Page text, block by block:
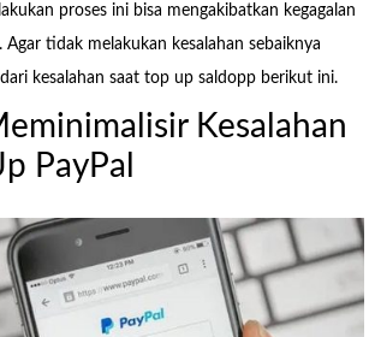
proses ini bisa mengakibatkan kegagalan
Agar tidak melakukan kesalahan sebaiknya
kesalahan saat top up saldopp berikut ini.
Kesalahan
PayPal